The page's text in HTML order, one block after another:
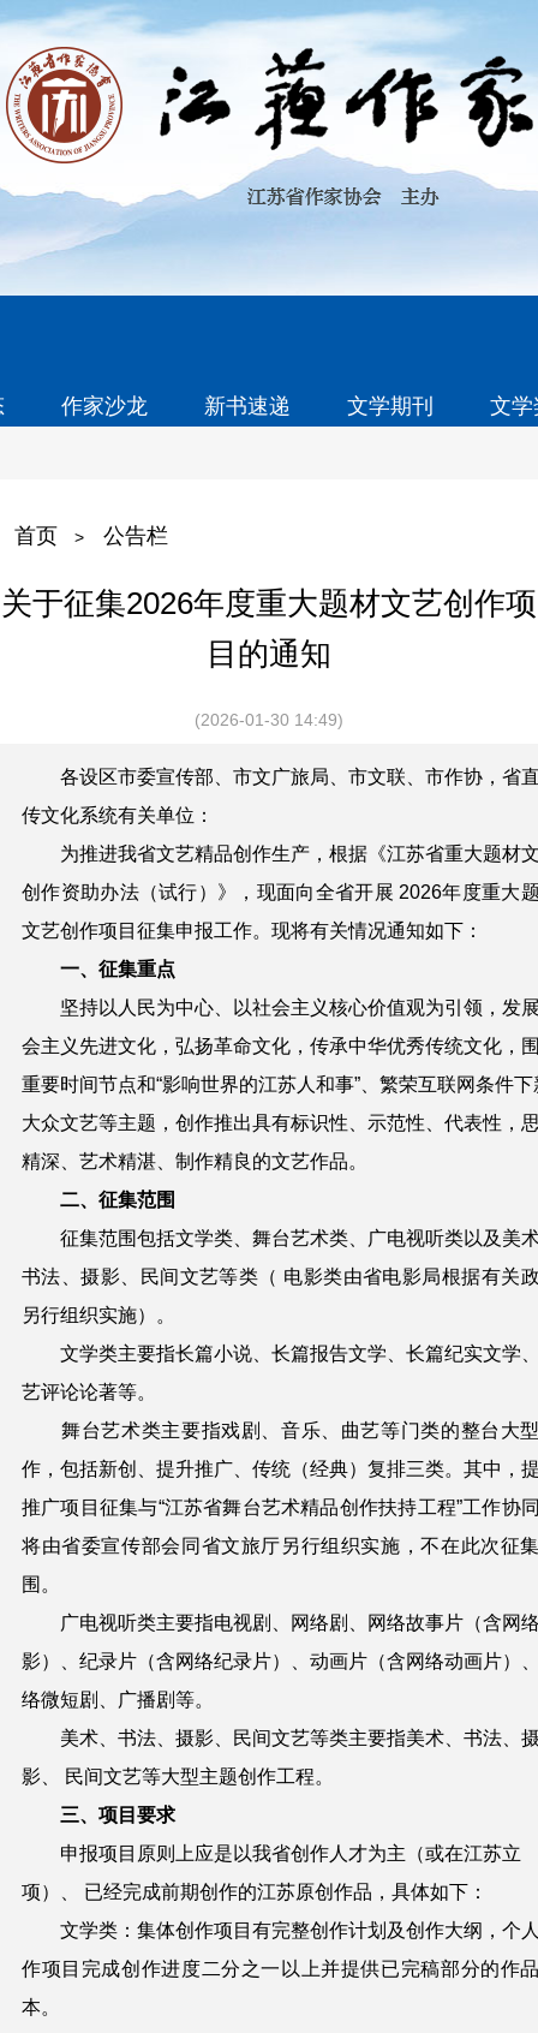
作家沙龙 新书速递 文学期刊 文
首页 > 公告栏
关于征集2026年度重大题材文艺创作项
目的通知
(2026-01-30 14:49)
各设区市委宣传部、市文广旅局、市文联、市作协，省
传文化系统有关单位：
为推进我省文艺精品创作生产，根据《江苏省重大题材
创作资助办法（试行）》，现面向全省开展 2026年度重大
文艺创作项目征集申报工作。现将有关情况通知如下：
一、征集重点
坚持以人民为中心、以社会主义核心价值观为引领，发
会主义先进文化，弘扬革命文化，传承中华优秀传统文化，
重要时间节点和“影响世界的江苏人和事”、繁荣互联网条件下
大众文艺等主题，创作推出具有标识性、示范性、代表性，
精深、艺术精湛、制作精良的文艺作品。
二、征集范围
征集范围包括文学类、舞台艺术类、广电视听类以及美
书法、摄影、民间文艺等类（ 电影类由省电影局根据有关
另行组织实施）。
文学类主要指长篇小说、长篇报告文学、长篇纪实文学
艺评论论著等。
舞台艺术类主要指戏剧、音乐、曲艺等门类的整台大
作，包括新创、提升推广、传统（经典）复排三类。其中，
推广项目征集与“江苏省舞台艺术精品创作扶持工程”工作协
将由省委宣传部会同省文旅厅另行组织实施，不在此次征
围。
广电视听类主要指电视剧、网络剧、网络故事片（含网
影）、纪录片（含网络纪录片）、动画片（含网络动画片）
络微短剧、广播剧等。
美术、书法、摄影、民间文艺等类主要指美术、书法、
影、 民间文艺等大型主题创作工程。
三、项目要求
申报项目原则上应是以我省创作人才为主（或在江苏立
项）、
已经完成前期创作的江苏原创作品，具体如下：
文学类：集体创作项目有完整创作计划及创作大纲，个
作项目完成创作进度二分之一以上并提供已完稿部分的作
本。